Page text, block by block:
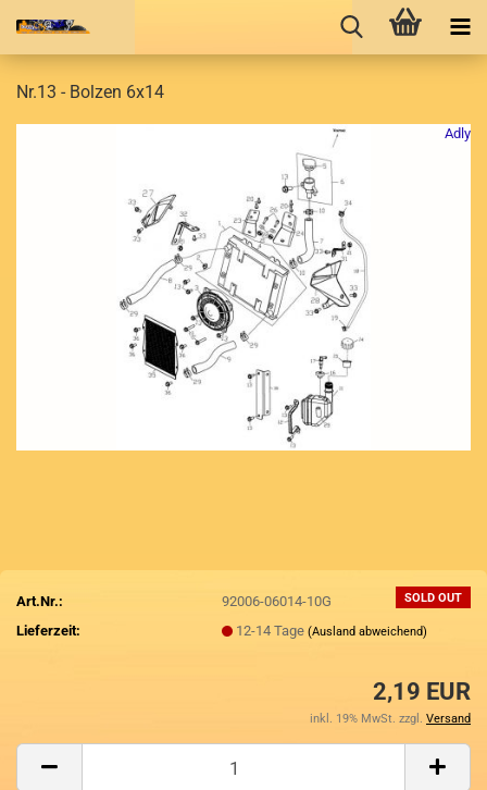
Nr.13 - Bolzen 6x14
Adly
SOLD OUT
Art.Nr.:
92006-06014-10G
Lieferzeit:
12-14 Tage(Ausland abweichend)
2,19 EUR
inkl. 19% MwSt. zzgl. Versand